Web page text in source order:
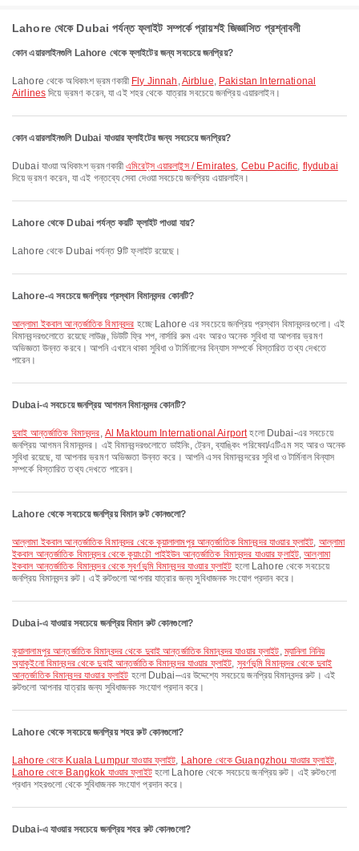
Lahore থেকে Dubai পর্যন্ত ফ্লাইট সম্পর্কে প্রায়শই জিজ্ঞাসিত প্রশ্নাবলী
কোন এয়ারলাইনগুলি Lahore থেকে ফ্লাইটের জন্য সবচেয়ে জনপ্রিয়?
Lahore থেকে অধিকাংশ ভ্রমণকারী Fly Jinnah ,Airblue, Pakistan International
Airlines দিয়ে ভ্রমণ করেন, যা এই শহর থেকে যাত্রার সবচেয়ে জনপ্রিয় এয়ারলাইন।
কোন এয়ারলাইনগুলি Dubai যাওয়ার ফ্লাইটের জন্য সবচেয়ে জনপ্রিয়?
Dubai যাওয়া অধিকাংশ ভ্রমণকারীএমিরেট্‌স এয়ারলাইন্স / Emirates, Cebu Pacific, flydubai
দিয়ে ভ্রমণ করেন, যা এই গন্তব্যে সেবা দেওয়া সবচেয়ে জনপ্রিয় এয়ারলাইন।
Lahore থেকে Dubai পর্যন্ত কয়টি ফ্লাইট পাওয়া যায়?
Lahore থেকে Dubai পর্যন্ত 9টি ফ্লাইট রয়েছে।
Lahore-এ সবচেয়ে জনপ্রিয় প্রস্থান বিমানবন্দর কোনটি?
আল্লামা ইকবাল আন্তর্জাতিক বিমানবন্দর হচ্ছে Lahore এর সবচেয়ে জনপ্রিয় প্রস্থান বিমানবন্দরগুলো। এই
বিমানবন্দরগুলোতে রয়েছে লাউঞ্জ, ডিউটি ফ্রি শপ, নার্সারি রুম এবং আরও অনেক সুবিধা যা আপনার ভ্রমণ
অভিজ্ঞতা উন্নত করবে। আপনি এখানে থাকা সুবিধা ও টার্মিনালের বিন্যাস সম্পর্কে বিস্তারিত তথ্য দেখতে
পারেন।
Dubai-এ সবচেয়ে জনপ্রিয় আগমন বিমানবন্দর কোনটি?
দুবাই আন্তর্জাতিক বিমানবন্দর, Al Maktoum International Airportহলো Dubai-এর সবচেয়ে
জনপ্রিয় আগমন বিমানবন্দর। এই বিমানবন্দরগুলোতে ডাইনিং, ট্রেন, ব্যাঙ্কিং পরিষেবা/এটিএম সহ আরও অনেক
সুবিধা রয়েছে, যা আপনার ভ্রমণ অভিজ্ঞতা উন্নত করে। আপনি এসব বিমানবন্দরের সুবিধা ও টার্মিনাল বিন্যাস
সম্পর্কে বিস্তারিত তথ্য দেখতে পারেন।
Lahore থেকে সবচেয়ে জনপ্রিয় বিমান রুট কোনগুলো?
আল্লামা ইকবাল আন্তর্জাতিক বিমানবন্দর থেকে কুয়ালালামপুর আন্তর্জাতিক বিমানবন্দর যাওয়ার ফ্লাইট, আল্লামা
ইকবাল আন্তর্জাতিক বিমানবন্দর থেকে কুয়াংচৌ পাইইউন আন্তর্জাতিক বিমানবন্দর যাওয়ার ফ্লাইট,আল্লামা
ইকবাল আন্তর্জাতিক বিমানবন্দর থেকে সুবর্ণভূমি বিমানবন্দর যাওয়ার ফ্লাইট হলো Lahore থেকে সবচেয়ে
জনপ্রিয় বিমানবন্দর রুট। এই রুটগুলো আপনার যাত্রার জন্য সুবিধাজনক সংযোগ প্রদান করে।
Dubai-এ যাওয়ার সবচেয়ে জনপ্রিয় বিমান রুট কোনগুলো?
কুয়ালালামপুর আন্তর্জাতিক বিমানবন্দর থেকে দুবাই আন্তর্জাতিক বিমানবন্দর যাওয়ার ফ্লাইট,ম্যানিলা নিনিয়
অ্যাকুইনো বিমানবন্দর থেকে দুবাই আন্তর্জাতিক বিমানবন্দর যাওয়ার ফ্লাইট, সুবর্ণভূমি বিমানবন্দর থেকে দুবাই
আন্তর্জাতিক বিমানবন্দর যাওয়ার ফ্লাইট হলো Dubai–এর উদ্দেশ্যে সবচেয়ে জনপ্রিয় বিমানবন্দর রুট। এই
রুটগুলো আপনার যাত্রার জন্য সুবিধাজনক সংযোগ প্রদান করে।
Lahore থেকে সবচেয়ে জনপ্রিয় শহর রুট কোনগুলো?
Lahore থেকে Kuala Lumpur যাওয়ার ফ্লাইট, Lahore থেকে Guangzhou যাওয়ার ফ্লাইট,
Lahore থেকে Bangkok যাওয়ার ফ্লাইটহলো Lahore থেকে সবচেয়ে জনপ্রিয় রুট। এই রুটগুলো
প্রধান শহরগুলো থেকে সুবিধাজনক সংযোগ প্রদান করে।
Dubai-এ যাওয়ার সবচেয়ে জনপ্রিয় শহর রুট কোনগুলো?